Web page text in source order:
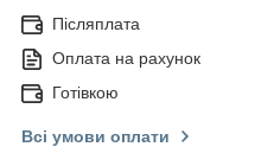
Післяплата
Оплата на рахунок
Готівкою
Всі умови оплати